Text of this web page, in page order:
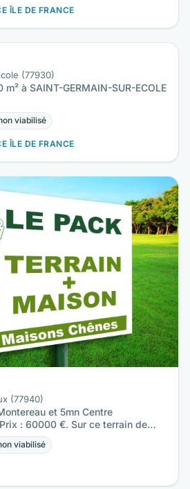
ÎLE DE FRANCE
(77930)
à SAINT-GERMAIN-SUR-ECOLE
viabilisé
ÎLE DE FRANCE
(77940)
et 5mn Centre
: 60000 €. Sur ce terrain de
viabilisé